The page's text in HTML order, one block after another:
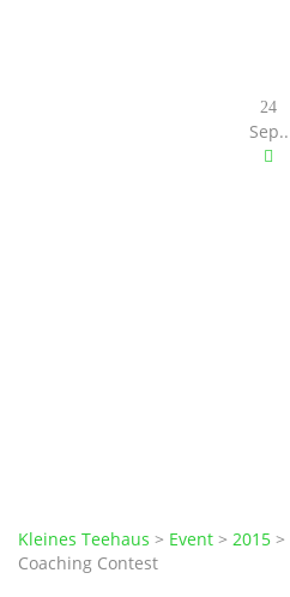
24
Sep..
Kleines Teehaus > Event > 2015 >
Coaching Contest